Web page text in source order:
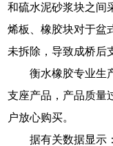
和硫水泥砂浆块之间
烯板、橡胶块对于盆
未拆除，导致成桥后
衡水橡胶专业生
支座产品，产品质量
户放心购买。
据有关数据显示